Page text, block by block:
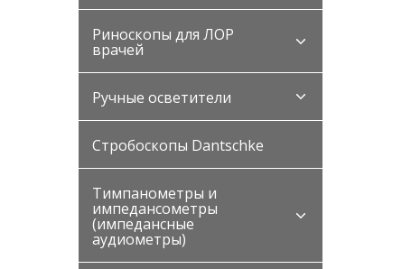
Риноскопы для ЛОР
врачей
Ручные осветители
Стробоскопы Dantschke
Тимпанометры и
импедансометры
(импедансные
аудиометры)